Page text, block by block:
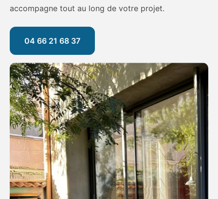
accompagne tout au long de votre projet.
04 66 21 68 37